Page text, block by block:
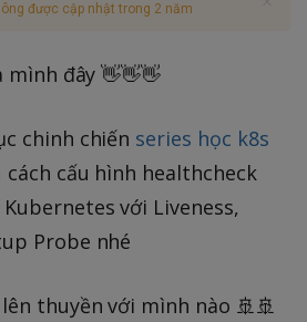
được cập nhật trong 2 năm
mình đây 👋👋👋
chinh chiến series học k8s
cấu hình healthcheck
với Liveness,
Probe nhé
thuyền với mình nào 🚢🚢